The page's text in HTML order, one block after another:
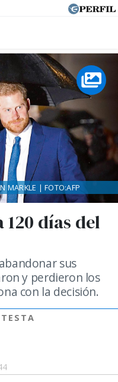
días del
sus
y perdieron los
con la decisión.
MARKLE | FOTO:AFP